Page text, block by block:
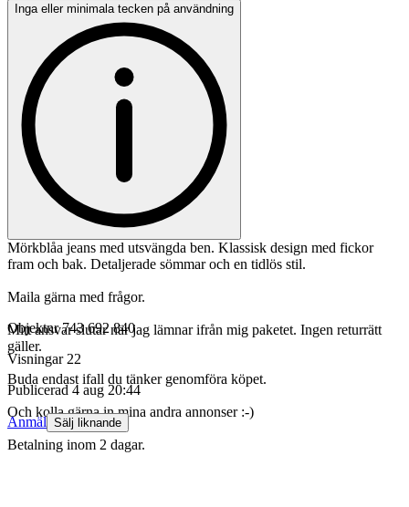
Inga eller minimala tecken på användning
Mörkblåa jeans med utsvängda ben. Klassisk design med fickor
fram och bak. Detaljerade sömmar och en tidlös stil.
Maila gärna med frågor.
Mitt ansvar slutar när jag lämnar ifrån mig paketet. Ingen returrätt
gäller.
Buda endast ifall du tänker genomföra köpet.
Och kolla gärna in mina andra annonser :-)
Betalning inom 2 dagar.
Objektnr 743 692 840
Visningar 22
Publicerad 4 aug 20:44
Anmäl Sälj liknande